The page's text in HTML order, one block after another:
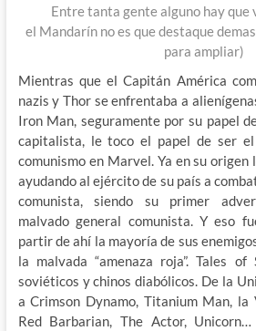
Entre tanta gente alguno hay que
el Mandarín no es que destaque
para ampliar)
Mientras que el Capitán América
nazis y Thor se enfrentaba a
Iron Man, seguramente por su papel
capitalista, le toco el papel de ser
comunismo en Marvel. Ya en su
ayudando al ejército de su país a
comunista, siendo su primer
malvado general comunista. Y eso
partir de ahí la mayoría de sus
la malvada “amenaza roja”. Tales
soviéticos y chinos diabólicos. De la
a Crimson Dynamo, Titanium Man, la
Red Barbarian, The Actor,